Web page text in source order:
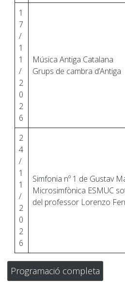
1
7
/
1
1
/
2
0
2
6
Música Antiga Catalana
Grups de cambra d’Antiga
2
4
/
1
1
/
2
0
2
6
Simfonia nº 1 de Gustav
Microsimfònica ESMUC
del professor Lorenzo
Programació completa